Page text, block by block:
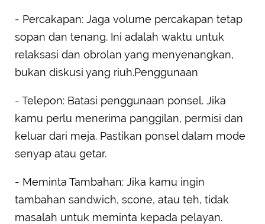
- Percakapan: Jaga volume percakapan tetap
sopan dan tenang. Ini adalah waktu untuk
relaksasi dan obrolan yang menyenangkan,
bukan diskusi yang riuh.Penggunaan
- Telepon: Batasi penggunaan ponsel. Jika
kamu perlu menerima panggilan, permisi dan
keluar dari meja. Pastikan ponsel dalam mode
senyap atau getar.
- Meminta Tambahan: Jika kamu ingin
tambahan sandwich, scone, atau teh, tidak
masalah untuk meminta kepada pelayan.